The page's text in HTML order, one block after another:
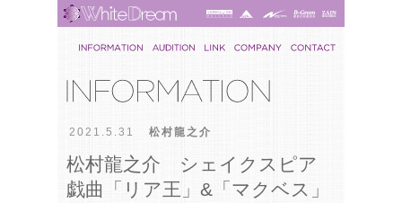
2021.5.31 松村龍之介
松村龍之介 シェイクスピア
戯曲「リア王」&「マクベス」